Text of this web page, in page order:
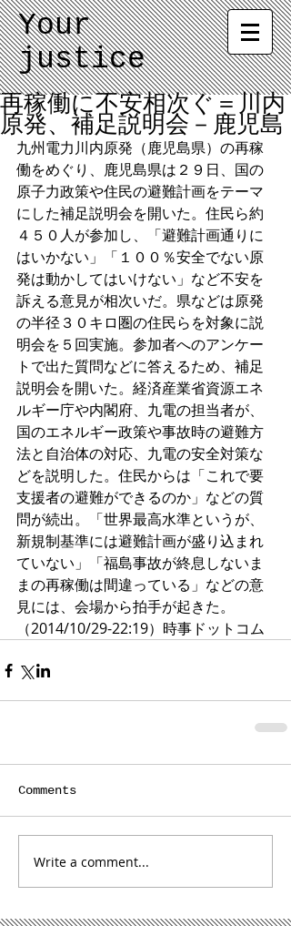
Your
justice
再稼働に不安相次ぐ＝川内
原発、補足説明会－鹿児島
九州電力川内原発（鹿児島県）の再稼
働をめぐり、鹿児島県は２９日、国の
原子力政策や住民の避難計画をテーマ
にした補足説明会を開いた。住民ら約
４５０人が参加し、「避難計画通りに
はいかない」「１００％安全でない原
発は動かしてはいけない」など不安を
訴える意見が相次いだ。県などは原発
の半径３０キロ圏の住民らを対象に説
明会を５回実施。参加者へのアンケー
トで出た質問などに答えるため、補足
説明会を開いた。経済産業省資源エネ
ルギー庁や内閣府、九電の担当者が、
国のエネルギー政策や事故時の避難方
法と自治体の対応、九電の安全対策な
どを説明した。住民からは「これで要
支援者の避難ができるのか」などの質
問が続出。「世界最高水準というが、
新規制基準には避難計画が盛り込まれ
ていない」「福島事故が終息しないま
まの再稼働は間違っている」などの意
見には、会場から拍手が起きた。
（2014/10/29-22:19）時事ドットコム
Comments
Write a comment...